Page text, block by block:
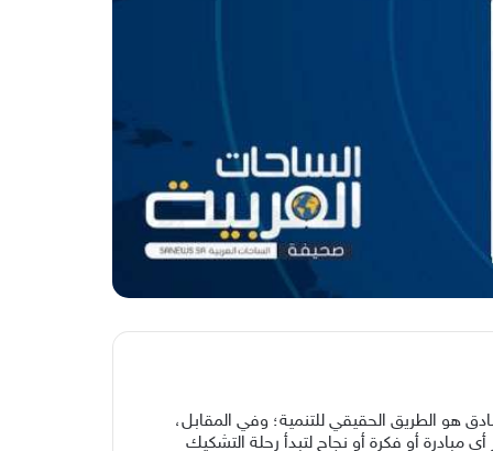
هو الطريق الحقيقي للتنمية؛ وفي المقابل،
مبادرة أو فكرة أو نجاح لتبدأ رحلة التشكيك